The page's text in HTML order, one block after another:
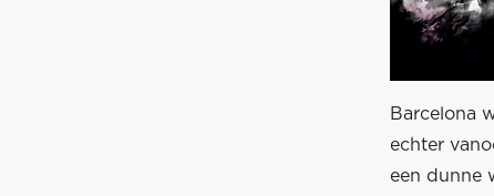
Barcelona
echter
een dunne